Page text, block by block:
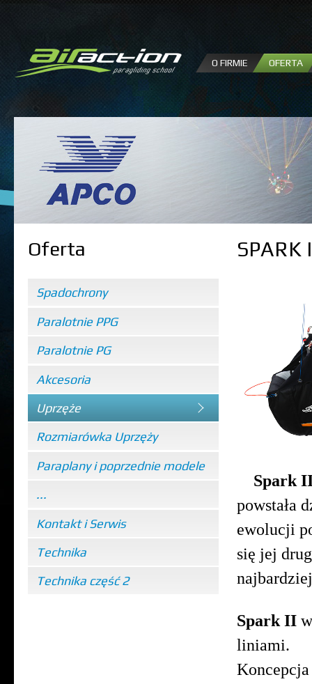
O FIRMIE OFERTA
Oferta
Spadochrony
Paralotnie PPG
Paralotnie PG
Akcesoria
Uprzęże
Rozmiarówka Uprzęży
Paraplany i poprzednie modele
...
Kontakt i Serwis
Technika
Technika część 2
SPARK
Spark
powstała
ewolucji
się jej
Spark II
liniami.